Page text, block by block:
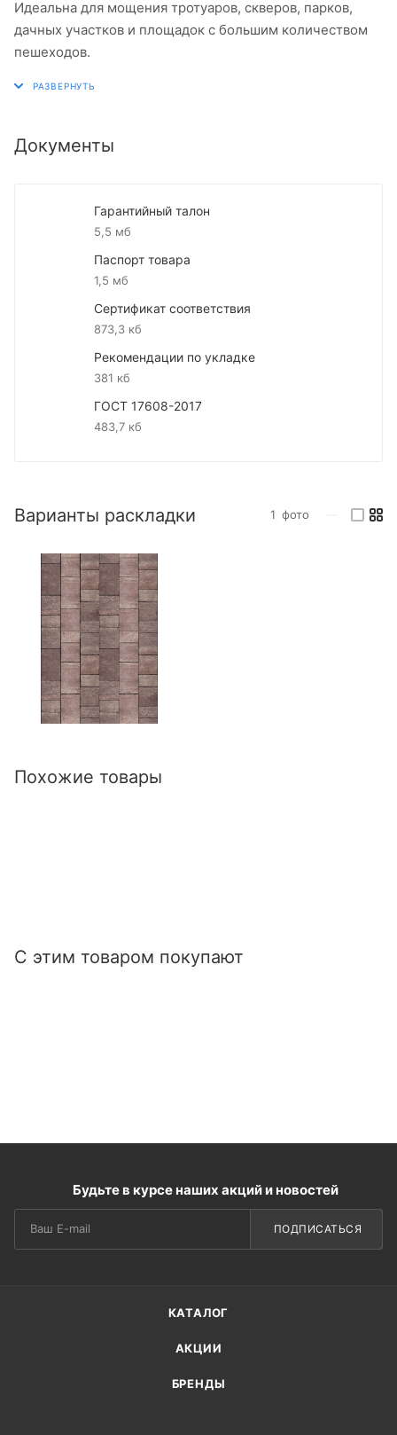
Идеальна для мощения тротуаров, скверов, парков,
дачных участков и площадок с большим количеством
пешеходов.
Документы
Гарантийный талон
5,5 мб
Паспорт товара
1,5 мб
Сертификат соответствия
873,3 кб
Рекомендации по укладке
381 кб
ГОСТ 17608-2017
483,7 кб
Варианты раскладки 1 фото
Похожие товары
С этим товаром покупают
Будьте в курсе наших акций и новостей
ПОДПИСАТЬСЯ
КАТАЛОГ
АКЦИИ
БРЕНДЫ